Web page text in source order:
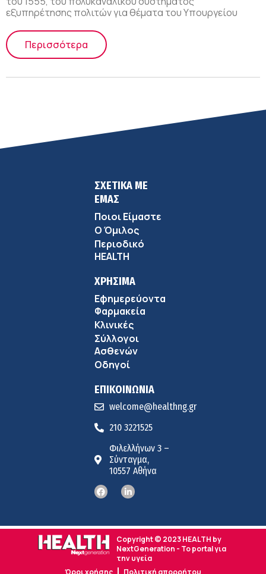
εξυπηρέτησης πολιτών για θέματα του Υπουργείου
Περισσότερα
ΣΧΕΤΙΚΑ ΜΕ
ΕΜΑΣ
Ποιοι Είμαστε
Ο Όμιλος
Περιοδικό
HEALTH
ΧΡΗΣΙΜΑ
Εφημερεύοντα
Φαρμακεία
Κλινικές
Σύλλογοι
Ασθενών
Οδηγοί
ΕΠΙΚΟΙΝΩΝΙΑ
welcome@healthng.gr
210 3221525
Φιλελλήνων 3 –
Σύνταγμα,
10557 Αθήνα
Copyright © 2023 HEALTH by
NextGeneration - Το portal για
την υγεία
Όροι χρήσης
Πολιτική απορρήτου